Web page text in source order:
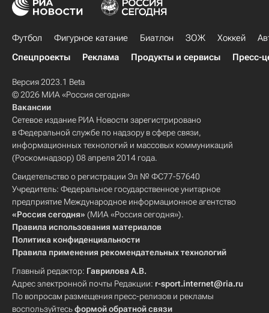
Футбол Фигурное катание Биатлон ЗОЖ Хоккей
Спецпроекты
Реклама Продукты и сервисы Пресс-
Версия 2023.1 Beta
© 2026 МИА «Россия сегодня»
Вакансии
Сетевое издание РИА Новости зарегистрировано
в Федеральной службе по надзору в сфере связи,
информационных технологий и массовых коммуникаций
(Роскомнадзор) 08 апреля 2014 года.
Свидетельство о регистрации Эл № ФС77-57640
Учредитель: Федеральное государственное унитарное
предприятие Международное информационное агентство
«Россия сегодня» (МИА «Россия сегодня»).
Правила использования материалов
Политика конфиденциальности
Правила применения рекомендательных технологий
Главный редактор: Гаврилова А.В.
Адрес электронной почты Редакции: r-sport.internet@ria.ru
По вопросам размещения пресс-релизов и рекламы
воспользуйтесьформой обратной связи